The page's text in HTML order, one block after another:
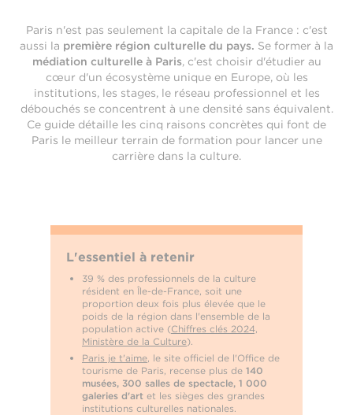
Paris n'est pas seulement la capitale de la France : c'est
aussi la première région culturelle du pays. Se former à la
médiation culturelle à Paris, c'est choisir d'étudier au
cœur d'un écosystème unique en Europe, où les
institutions, les stages, le réseau professionnel et les
débouchés se concentrent à une densité sans équivalent.
Ce guide détaille les cinq raisons concrètes qui font de
Paris le meilleur terrain de formation pour lancer une
carrière dans la culture.
L'essentiel à retenir
39 % des professionnels de la culture
résident en Île-de-France, soit une
proportion deux fois plus élevée que le
poids de la région dans l'ensemble de la
population active (Chiffres clés 2024,
Ministère de la Culture).
Paris je t'aime, le site officiel de l'Office de
tourisme de Paris, recense plus de 140
musées, 300 salles de spectacle, 1 000
galeries d'art et les sièges des grandes
institutions culturelles nationales.